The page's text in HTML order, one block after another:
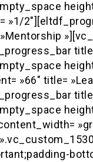
»1/
»66″ title=